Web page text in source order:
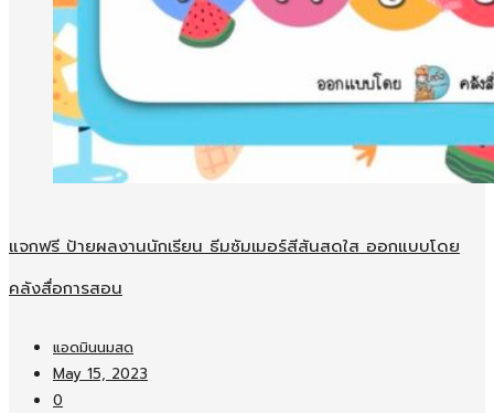
แจกฟรี ป้ายผลงานนักเรียน ธีมซัมเมอร์สีสันสดใส ออกแบบโดย
คลังสื่อการสอน
แอดมินนมสด
May 15, 2023
0